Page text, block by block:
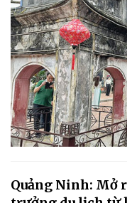
Quảng Ninh: Mở